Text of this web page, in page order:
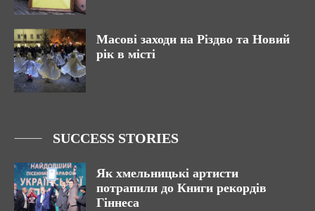
Масові заходи на Різдво та Новий
рік в місті
SUCCESS STORIES
Як хмельницькі артисти
потрапили до Книги рекордів
Гіннеса